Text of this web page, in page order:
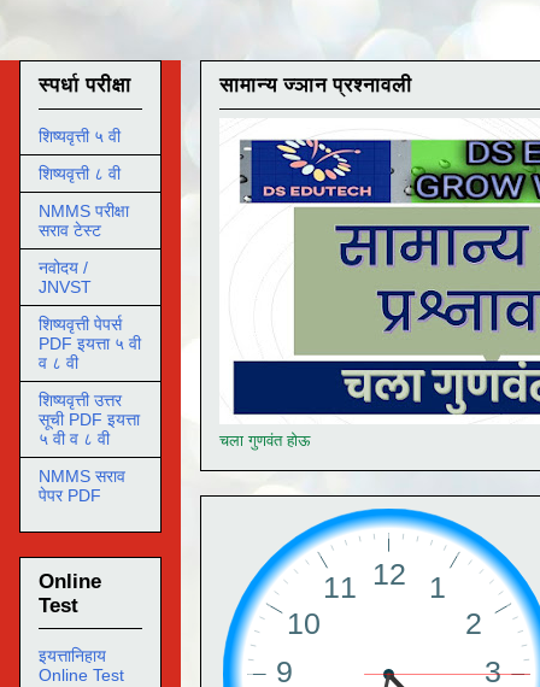
सामान्य ज्ञान प्रश्नावली
चला गुणवंत होऊ
स्पर्धा परीक्षा
शिष्यवृत्ती ५ वी
शिष्यवृत्ती ८ वी
NMMS परीक्षा
सराव टेस्ट
नवोदय /
JNVST
शिष्यवृत्ती पेपर्स
PDF इयत्ता ५ वी
व ८ वी
शिष्यवृत्ती उत्तर
सूची PDF इयत्ता
५ वी व ८ वी
NMMS सराव
पेपर PDF
Online
Test
इयत्तानिहाय
Online Test